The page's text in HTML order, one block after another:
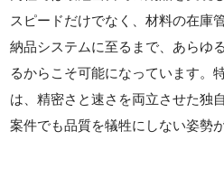
スピードだけでなく、材料の在庫
納品システムに至るまで、あらゆ
るからこそ可能になっています。
は、精密さと速さを両立させた独
案件でも品質を犠牲にしない姿勢